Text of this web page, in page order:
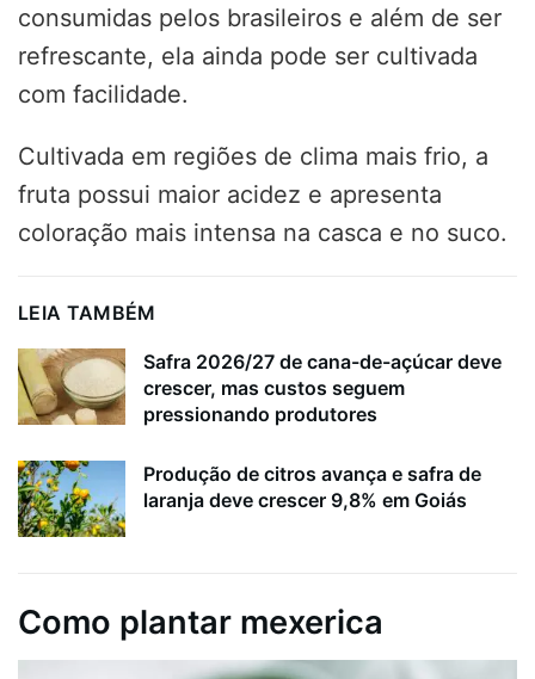
consumidas pelos brasileiros e além de ser
refrescante, ela ainda pode ser cultivada
com facilidade.
Cultivada em regiões de clima mais frio, a
fruta possui maior acidez e apresenta
coloração mais intensa na casca e no suco.
LEIA TAMBÉM
Safra 2026/27 de cana-de-açúcar deve
crescer, mas custos seguem
pressionando produtores
Produção de citros avança e safra de
laranja deve crescer 9,8% em Goiás
Como plantar mexerica